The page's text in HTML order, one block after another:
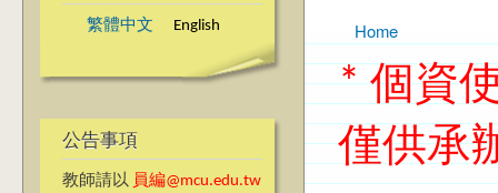
繁體中文 English
公告事項
教師請以 員編@mcu.edu.tw
You are here
Home
* 個資
僅供承